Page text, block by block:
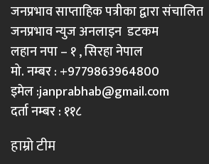
जनप्रभाव साप्ताहिक पत्रीका द्वारा संचालित
जनप्रभाव न्युज अनलाइन डटकम
लहान नपा – १ , सिरहा नेपाल
मो. नम्बर : +9779863964800
इमेल :janprabhab@gmail.com
दर्ता नम्बर : ११८
हाम्रो टीम